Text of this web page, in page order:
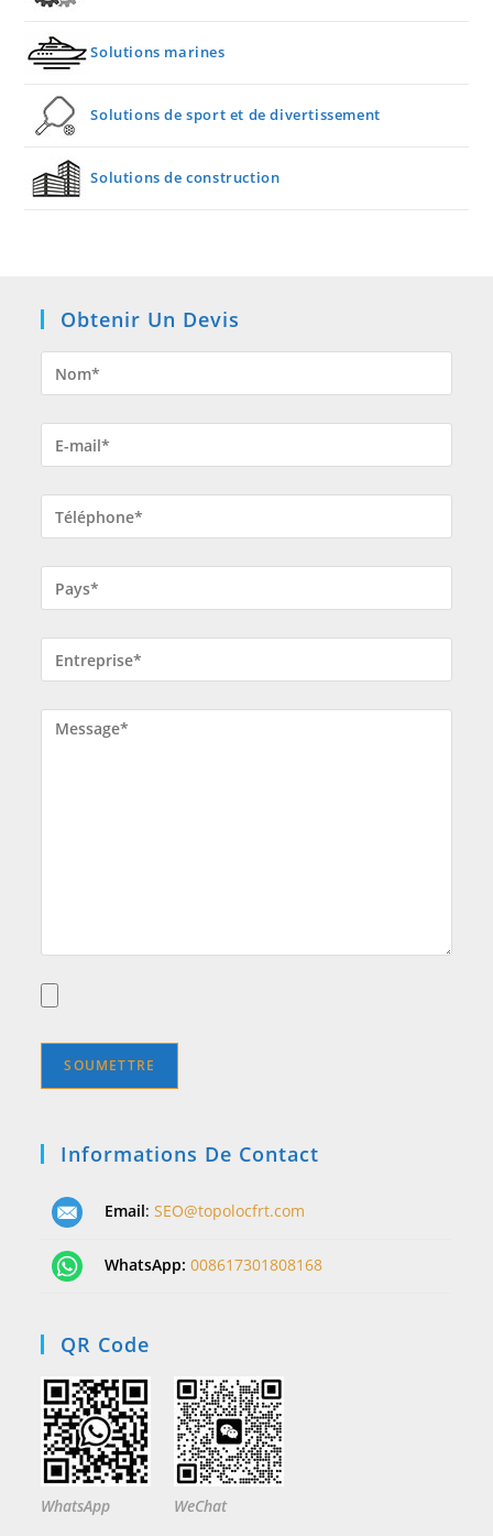
Solutions marines
Solutions de sport et de divertissement
Solutions de construction
Obtenir Un Devis
Informations De Contact
Email:SEO@topolocfrt.com
WhatsApp:008617301808168
QR Code
WhatsApp WeChat